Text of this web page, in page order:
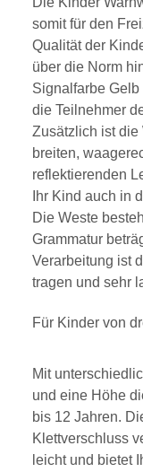
somit für den
Qualität der
über die Norm
Signalfarbe
die Teilnehmer
Zusätzlich ist die
breiten,
reflektierenden
Ihr Kind auch in
Die Weste
Grammatur
Verarbeitung ist
tragen und sehr
Für Kinder von
Mit
und eine Höhe
bis 12 Jahren.
Klettverschluss
leicht und bietet